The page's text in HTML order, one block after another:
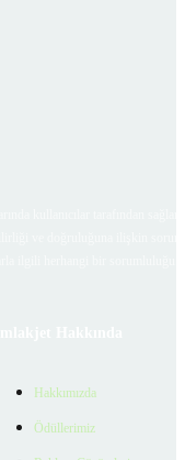
Hakkımızda
Ödüllerimiz